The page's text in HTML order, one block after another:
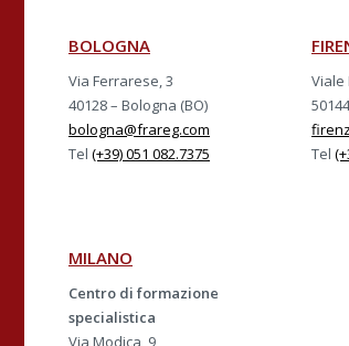
BOLOGNA
Via Ferrarese, 3
40128 – Bologna (BO)
bologna@frareg.com
Tel (+39) 051 082.7375
Viale
Tel
MILANO
Centro di formazione
specialistica
Via Modica, 9